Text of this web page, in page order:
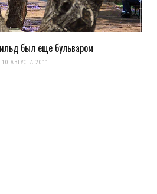
был еще бульваром
10 АВГУСТА 2011